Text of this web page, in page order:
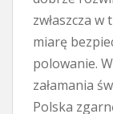
zwłaszcza
miarę
polowanie.
załamania
Polska